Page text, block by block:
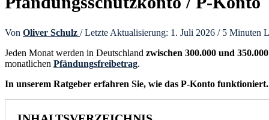
Von Oliver Schulz / Letzte Aktualisierung: 1. Juli 2026 / 5 Minuten
Jeden Monat werden in Deutschland zwischen 300.000 und 350.000
monatlichen Pfändungsfreibetrag.
In unserem Ratgeber erfahren Sie, wie das P-Konto funktioniert.